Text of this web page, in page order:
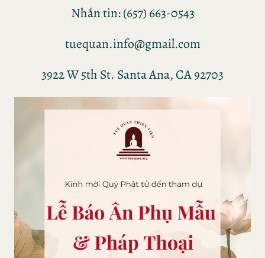
Nhắn tin: (657) 663-0543
tuequan.info@gmail.com
3922 W 5th St. Santa Ana, CA 92703